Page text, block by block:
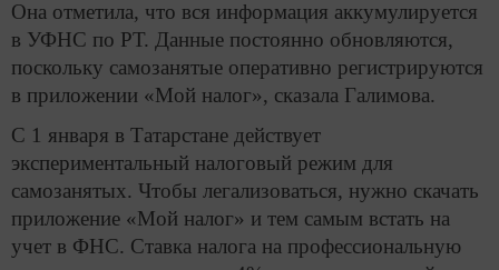
Она отметила, что вся информация аккумулируется
в УФНС по РТ. Данные постоянно обновляются,
поскольку самозанятые оперативно регистрируются
в приложении «Мой налог», сказала Галимова.
С 1 января в Татарстане действует
экспериментальный налоговый режим для
самозанятых. Чтобы легализоваться, нужно скачать
приложение «Мой налог» и тем самым встать на
учет в ФНС. Ставка налога на профессиональную